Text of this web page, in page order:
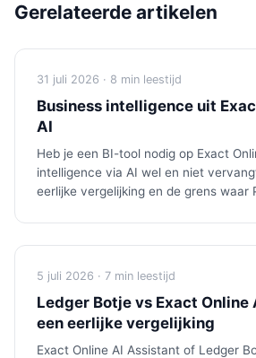
Gerelateerde artikelen
31 juli 2026 · 8 min leestijd
Business intelligence uit
AI
Heb je een BI-tool nodig op Exact
intelligence via AI wel en niet
eerlijke vergelijking en de grens waar
5 juli 2026 · 7 min leestijd
Ledger Botje vs Exact Online
een eerlijke vergelijking
Exact Online AI Assistant of Ledger